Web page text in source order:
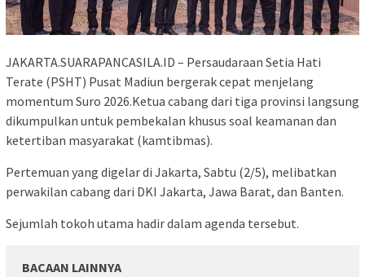
JAKARTA.SUARAPANCASILA.ID – Persaudaraan Setia Hati
Terate (PSHT) Pusat Madiun bergerak cepat menjelang
momentum Suro 2026.Ketua cabang dari tiga provinsi langsung
dikumpulkan untuk pembekalan khusus soal keamanan dan
ketertiban masyarakat (kamtibmas).
Pertemuan yang digelar di Jakarta, Sabtu (2/5), melibatkan
perwakilan cabang dari DKI Jakarta, Jawa Barat, dan Banten.
Sejumlah tokoh utama hadir dalam agenda tersebut.
BACAAN LAINNYA